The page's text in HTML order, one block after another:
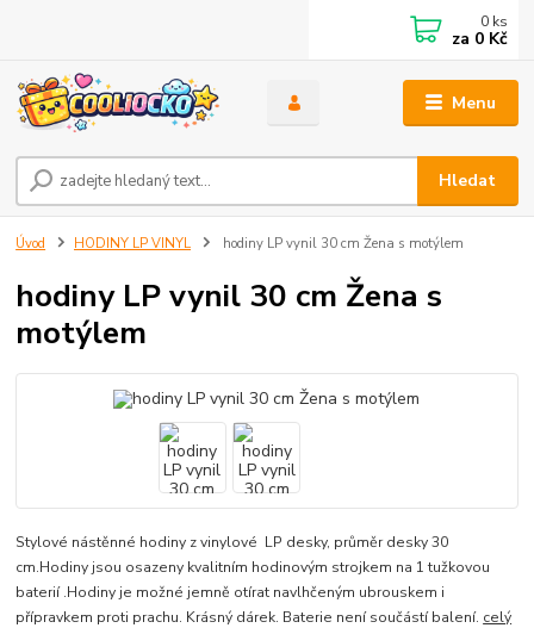
Menu
Hledat
0 ks
za 0 Kč
Úvod HODINY LP VINYL hodiny LP vynil 30 cm Žena s motýlem
hodiny LP vynil 30 cm Žena s
motýlem
Stylové nástěnné hodiny z vinylové LP desky, průměr desky 30
cm.Hodiny jsou osazeny kvalitním hodinovým strojkem na 1 tužkovou
baterií .Hodiny je možné jemně otírat navlhčeným ubrouskem i
přípravkem proti prachu. Krásný dárek. Baterie není součástí balení. celý